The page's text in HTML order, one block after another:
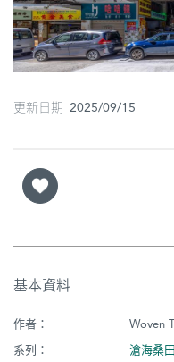
古
地
圖
閣
士
教
街
更新日期 2025/09/15
基本資料
作者：
Woven
系列：
滄海桑